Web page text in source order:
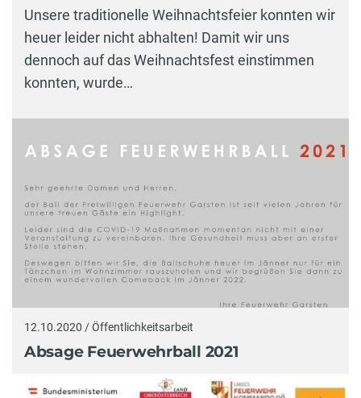
Unsere traditionelle Weihnachtsfeier konnten wir
heuer leider nicht abhalten! Damit wir uns
dennoch auf das Weihnachtsfest einstimmen
konnten, wurde…
12.10.2020 / Öffentlichkeitsarbeit
Absage Feuerwehrball 2021